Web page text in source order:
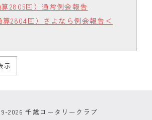
2805回）通常例会報告
2804回）さよなら例会報告＜
示
2026 千歳ロータリークラブ